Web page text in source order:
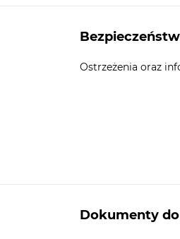
(kg): 1,137 kg
Ostrzeżenia oraz
Dokumenty